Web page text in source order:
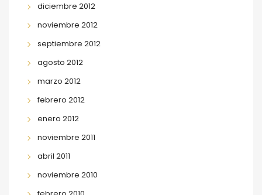
diciembre 2012
noviembre 2012
septiembre 2012
agosto 2012
marzo 2012
febrero 2012
enero 2012
noviembre 2011
abril 2011
noviembre 2010